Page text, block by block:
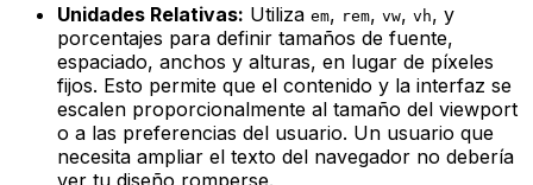
Unidades Relativas: Utiliza em, rem, vw, vh, y
porcentajes para definir tamaños de fuente,
espaciado, anchos y alturas, en lugar de píxeles
fijos. Esto permite que el contenido y la interfaz se
escalen proporcionalmente al tamaño del viewport
o a las preferencias del usuario. Un usuario que
necesita ampliar el texto del navegador no debería
ver tu diseño romperse.